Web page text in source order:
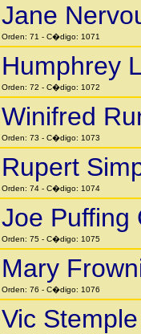
Jane
Orden: 71 - C�digo: 1071
Humphrey
Orden: 72 - C�digo: 1072
Winifred
Orden: 73 - C�digo: 1073
Rupert
Orden: 74 - C�digo: 1074
Joe Puffing
Orden: 75 - C�digo: 1075
Mary
Orden: 76 - C�digo: 1076
Vic Stemple